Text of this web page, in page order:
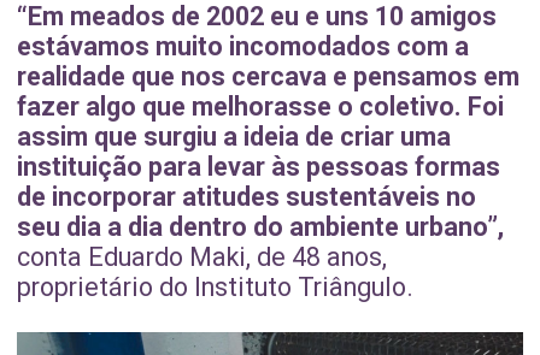
“Em meados de 2002 eu e uns 10 amigos
estávamos muito incomodados com a
realidade que nos cercava e pensamos em
fazer algo que melhorasse o coletivo. Foi
assim que surgiu a ideia de criar uma
instituição para levar às pessoas formas
de incorporar atitudes sustentáveis no
seu dia a dia dentro do ambiente urbano”,
conta Eduardo Maki, de 48 anos,
proprietário do Instituto Triângulo.